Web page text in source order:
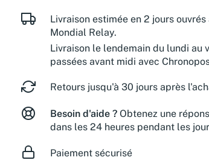
Livraison estimée en 2 jours
Mondial Relay.
Livraison le lendemain du lundi au
passées avant midi avec
Retours jusqu'à 30 jours après
Besoin d'aide ? Obtenez une
dans les 24 heures pendant les
Paiement sécurisé